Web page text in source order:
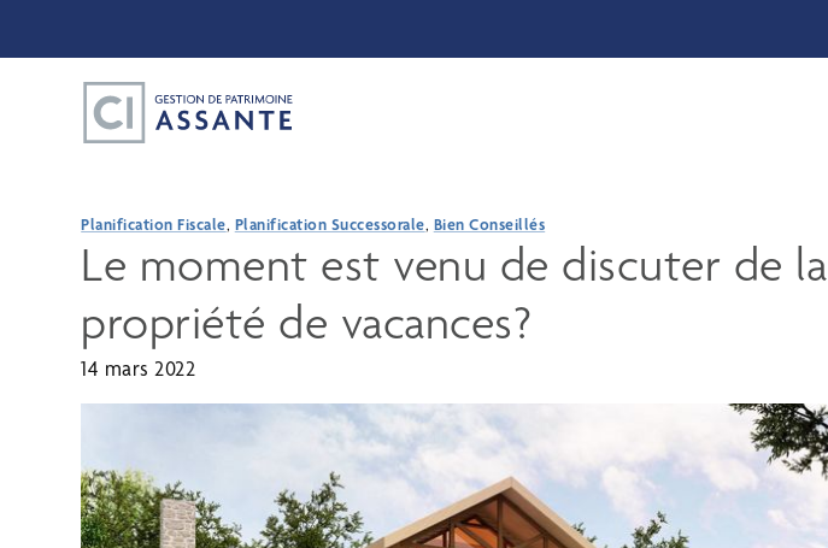
Planification Fiscale, Planification Successorale, Bien Conseillés
Le moment est venu de discuter de la
propriété de vacances?
14 mars 2022